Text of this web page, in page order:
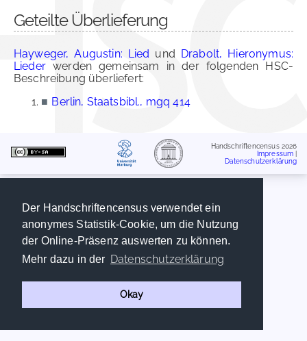
Der Handschriftencensus verwendet ein
anonymes Statistik-Cookie, um die Nutzung
der Online-Präsenz auswerten zu können.
Mehr dazu in der Datenschutzerklärung
Okay
Geteilte Überlieferung
Hayweger, Augustin: Lied und Drabolt, Hieronymus:
Liederwerden gemeinsam in der folgenden HSC-
Beschreibung überliefert:
■ Berlin, Staatsbibl., mgq 414
Handschriftencensus 2026
Impressum
Datenschutzerklärung